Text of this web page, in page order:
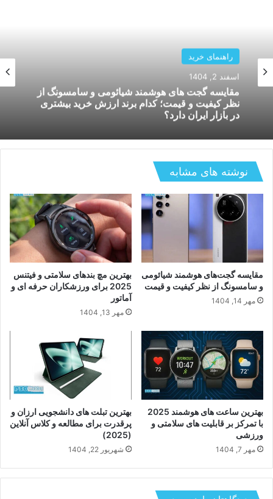
راهنمای خرید
بهمن 26, 1404
بررسی دستگاه های هوشمند کنترل لوازم خانگی؛
کدام سیستم برای خانه های ایرانی بهتر کار میکند و
چگونه استفاده میشود؟
نوشته های مشابه
مقایسه گجت‌های هوشمند شیائومی
و سامسونگ از نظر کیفیت و قیمت
مهر 14, 1404
بهترین مچ بندهای سلامتی و فیتنس
2025 برای ورزشکاران حرفه ای و
آماتور
مهر 13, 1404
بهترین ساعت های هوشمند 2025
با تمرکز بر قابلیت های سلامتی و
ورزشی
مهر 7, 1404
بهترین تبلت های دانشجویی ارزان و
پرقدرت برای مطالعه و کلاس آنلاین
(2025)
شهریور 22, 1404